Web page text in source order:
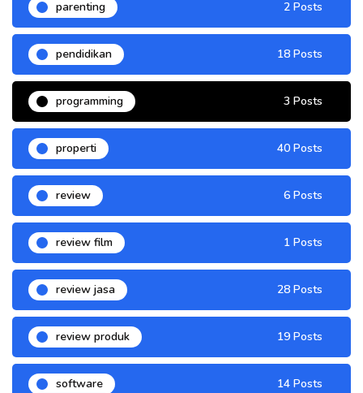
parenting 2 Posts
pendidikan 18 Posts
programming 3 Posts
properti 40 Posts
review 6 Posts
review film 1 Posts
review jasa 28 Posts
review produk 19 Posts
software 14 Posts